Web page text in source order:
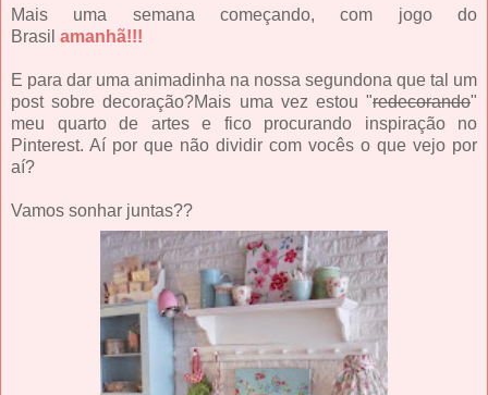
Mais uma semana começando, com jogo do
Brasil amanhã!!!
E para dar uma animadinha na nossa segundona que tal um
post sobre decoração?Mais uma vez estou "redecorando"
meu quarto de artes e fico procurando inspiração no
Pinterest. Aí por que não dividir com vocês o que vejo por
aí?
Vamos sonhar juntas??